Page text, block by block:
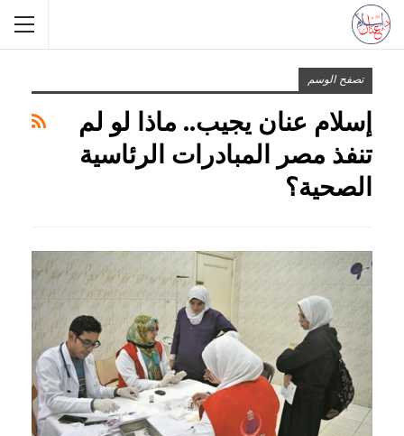
تصفح الوسم
إسلام عنان يجيب.. ماذا لو لم
تنفذ مصر المبادرات الرئاسية
الصحية؟